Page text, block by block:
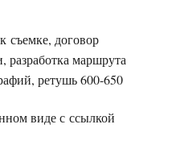
съемке, договор
разработка маршрута
ретушь 600-650
виде с ссылкой